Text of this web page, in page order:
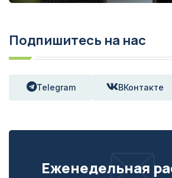
Подпишитесь на нас
Telegram ВКонтакте
Еженедельная